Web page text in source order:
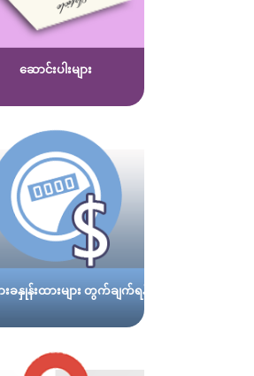
ဆောင်းပါးများ
းခနှုန်းထားများ တွက်ချက်ရန်